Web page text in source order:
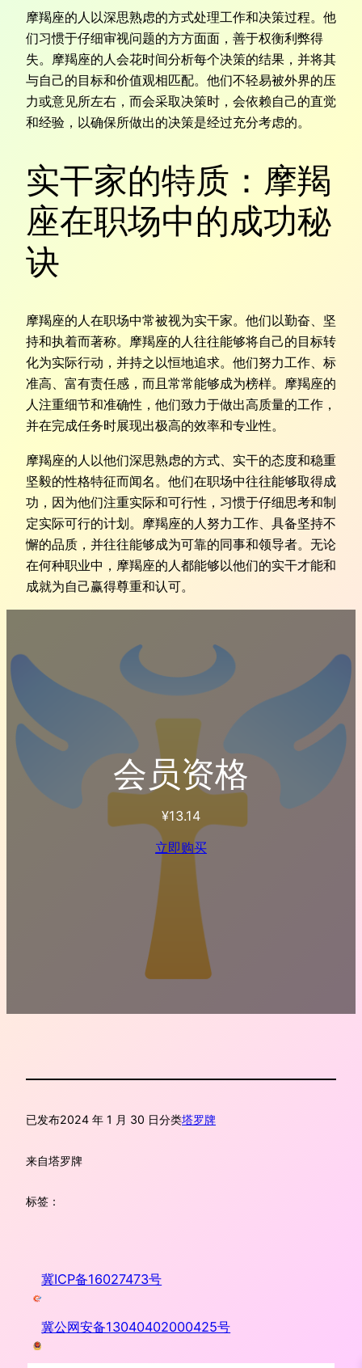
摩羯座的人以深思熟虑的方式处理工作和决策过程。他
们习惯于仔细审视问题的方方面面，善于权衡利弊得
失。摩羯座的人会花时间分析每个决策的结果，并将其
与自己的目标和价值观相匹配。他们不轻易被外界的压
力或意见所左右，而会采取决策时，会依赖自己的直觉
和经验，以确保所做出的决策是经过充分考虑的。
实干家的特质：摩羯
座在职场中的成功秘
诀
摩羯座的人在职场中常被视为实干家。他们以勤奋、坚
持和执着而著称。摩羯座的人往往能够将自己的目标转
化为实际行动，并持之以恒地追求。他们努力工作、标
准高、富有责任感，而且常常能够成为榜样。摩羯座的
人注重细节和准确性，他们致力于做出高质量的工作，
并在完成任务时展现出极高的效率和专业性。
摩羯座的人以他们深思熟虑的方式、实干的态度和稳重
坚毅的性格特征而闻名。他们在职场中往往能够取得成
功，因为他们注重实际和可行性，习惯于仔细思考和制
定实际可行的计划。摩羯座的人努力工作、具备坚持不
懈的品质，并往往能够成为可靠的同事和领导者。无论
在何种职业中，摩羯座的人都能够以他们的实干才能和
成就为自己赢得尊重和认可。
会员资格
¥13.14
立即购买
已发布2024 年 1 月 30 日分类塔罗牌
来自塔罗牌
标签：
冀ICP备16027473号
冀公网安备13040402000425号